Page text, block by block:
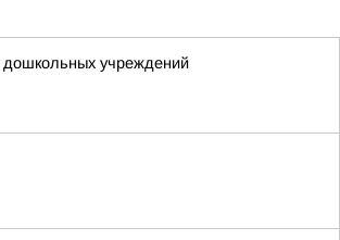
дошкольных учреждений